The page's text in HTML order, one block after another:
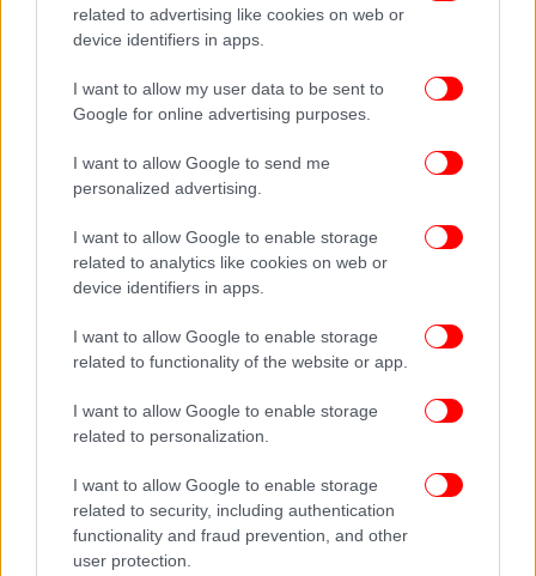
related to advertising like cookies on web or
device identifiers in apps.
I want to allow my user data to be sent to
Google for online advertising purposes.
I want to allow Google to send me
personalized advertising.
I want to allow Google to enable storage
related to analytics like cookies on web or
device identifiers in apps.
I want to allow Google to enable storage
related to functionality of the website or app.
I want to allow Google to enable storage
related to personalization.
I want to allow Google to enable storage
related to security, including authentication
functionality and fraud prevention, and other
user protection.
ΠΕΡΙΣΣΟΤΕΡΑ ΒΙΝΤΕΟ
Ακολουθήστε το στο Google News
Δείτε όλες τις τελευταίεςΕιδήσειςαπό την Ελλάδα και τον Κόσμο,
ΔΙΑΒΑΣΤΕ ΠΕΡΙΣΣΟΤΕΡΑ ΧΡΉΣΤΟΣ ΣΤΑΪΚΟΎΡΑΣ
EUROGROUP
ΕΚΤΑΜΊΕΥΣΗ ΔΌΣΗΣ